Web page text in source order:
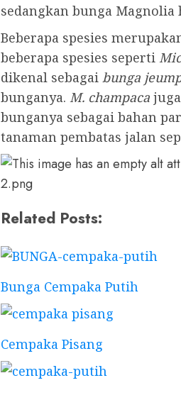
sedangkan bunga
Beberapa spesies
beberapa spesies seperti
dikenal sebagai bunga
bunganya. M. champaca
bunganya sebagai bahan
tanaman pembatas jalan
Related Posts:
Bunga Cempaka Putih
Cempaka Pisang